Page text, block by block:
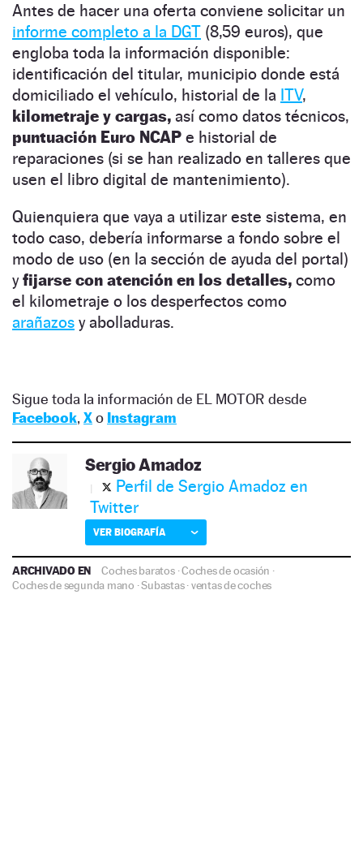
Antes de hacer una oferta conviene solicitar un
informe completo a la DGT (8,59 euros), que
engloba toda la información disponible:
identificación del titular, municipio donde está
domiciliado el vehículo, historial de la ITV,
kilometraje y cargas, así como datos técnicos,
puntuación Euro NCAP e historial de
reparaciones (si se han realizado en talleres que
usen el libro digital de mantenimiento).
Quienquiera que vaya a utilizar este sistema, en
todo caso, debería informarse a fondo sobre el
modo de uso (en la sección de ayuda del portal)
yfijarse con atención en los detalles, como
el kilometraje o los desperfectos como
arañazos y abolladuras.
Sigue toda la información de EL MOTOR desde
Facebook, Xo Instagram
Sergio Amadoz
Perfil de Sergio Amadoz en
Twitter
VER BIOGRAFÍA
ARCHIVADO EN Coches baratos·Coches de ocasión ·
Coches de segunda mano ·Subastas·ventas de coches